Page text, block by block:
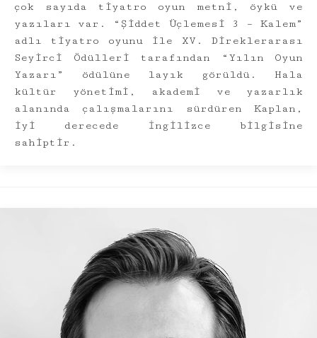
çok sayıda tiyatro oyun metni, öykü ve
yazıları var. “Şiddet Üçlemesi 3 – Kalem”
adlı tiyatro oyunu ile XV. Direklerarası
Seyirci Ödülleri tarafından “Yılın Oyun
Yazarı” ödülüne layık görüldü. Hala
kültür yönetimi, akademi ve yazarlık
alanında çalışmalarını sürdüren Kaplan,
iyi derecede İngilizce bilgisine
sahiptir.